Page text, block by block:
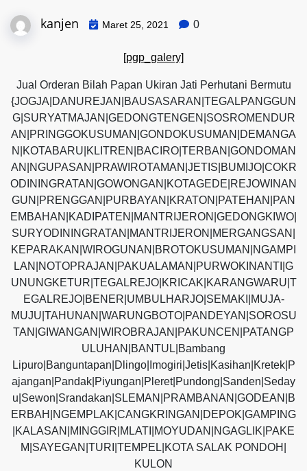
kanjen Maret 25, 2021 0
[pgp_galery]
Jual Orderan Bilah Papan Ukiran Jati Perhutani Bermutu
{JOGJA|DANUREJAN|BAUSASARAN|TEGALPANGGUN
G|SURYATMAJAN|GEDONGTENGEN|SOSROMENDUR
AN|PRINGGOKUSUMAN|GONDOKUSUMAN|DEMANGA
N|KOTABARU|KLITREN|BACIRO|TERBAN|GONDOMAN
AN|NGUPASAN|PRAWIROTAMAN|JETIS|BUMIJO|COKR
ODININGRATAN|GOWONGAN|KOTAGEDE|REJOWINAN
GUN|PRENGGAN|PURBAYAN|KRATON|PATEHAN|PAN
EMBAHAN|KADIPATEN|MANTRIJERON|GEDONGKIWO|
SURYODININGRATAN|MANTRIJERON|MERGANGSAN|
KEPARAKAN|WIROGUNAN|BROTOKUSUMAN|NGAMPI
LAN|NOTOPRAJAN|PAKUALAMAN|PURWOKINANTI|G
UNUNGKETUR|TEGALREJO|KRICAK|KARANGWARU|T
EGALREJO|BENER|UMBULHARJO|SEMAKI|MUJA-
MUJU|TAHUNAN|WARUNGBOTO|PANDEYAN|SOROSU
TAN|GIWANGAN|WIROBRAJAN|PAKUNCEN|PATANGP
ULUHAN|BANTUL|Bambang
Lipuro|Banguntapan|Dlingo|Imogiri|Jetis|Kasihan|Kretek|P
ajangan|Pandak|Piyungan|Pleret|Pundong|Sanden|Seday
u|Sewon|Srandakan|SLEMAN|PRAMBANAN|GODEAN|B
ERBAH|NGEMPLAK|CANGKRINGAN|DEPOK|GAMPING
|KALASAN|MINGGIR|MLATI|MOYUDAN|NGAGLIK|PAKE
M|SAYEGAN|TURI|TEMPEL|KOTA SALAK PONDOH|
KULON